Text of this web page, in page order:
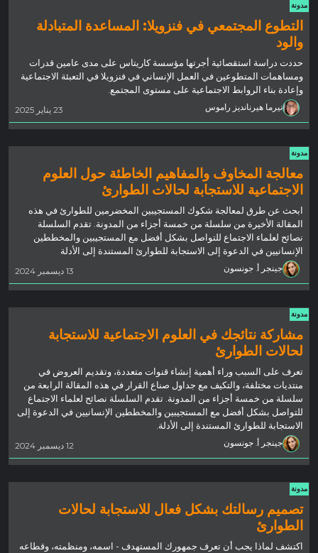
مدونة
التطوع المجتمعي في فنزويلا: المساعدة المتبادلة
والود
حددت دراسة استقصائية أجرتها مؤسسة كاريتاس على مدى عامين قدرات
ومساهمات المتطوعين في العمل الإنساني في فنزويلا في التعبئة الاجتماعية
وإعادة بناء الروابط الاجتماعية على مستوى المجتمع.
نيرما هيرنانديز راموس 23 يناير 2025
مدونة
معالجة المخاوف والمفاهيم الخاطئة حول العلوم
الاجتماعية للاستجابة لحالات الطوارئ
ابحث عن طرق لمعالجة شكوك المستجيبين المخضرمين للطوارئ في هذه
المقالة الأخيرة من سلسلة من خمسة أجزاء من المدونة. تقدم السلسلة
نصائح لعلماء الاجتماع للتواصل بشكل أفضل مع المستجيبين والمخططين
الإنسانيين في الدعوة إلى الاستجابة للطوارئ المستندة إلى الأدلة
جينجر أ. جونسون 13 ديسمبر 2024
مدونة
مشاركة نتائجك في العلوم الاجتماعية للاستجابة
لحالات الطوارئ
تعرف على السبب وراء أهمية إنشاء قنوات متعددة، وتقديم العروض في
منتديات مختلفة، والتكيف مع جداول صناع القرار في هذه المقالة الرابعة من
سلسلة من خمسة أجزاء من المدونة. تقدم السلسلة نصائح لعلماء الاجتماع
للتواصل بشكل أفضل مع المستجيبين والمخططين الإنسانيين في الدعوة إلى
الاستجابة للطوارئ المستندة إلى الأدلة.
جينجر أ. جونسون 12 ديسمبر 2024
مدونة
تصميم رسالتك بشكل فعال للاستجابة لحالات
الطوارئ
اكتشف لماذا يجب أن تعرف جمهورك المستهدف - اسمه، ومنظمته، وقطاعه